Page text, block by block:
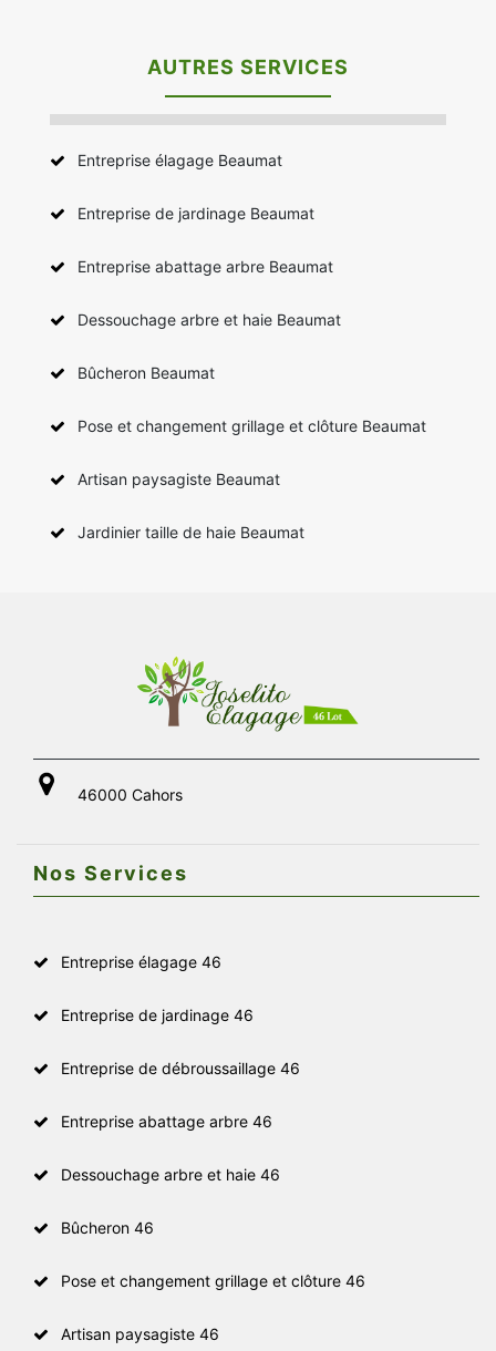
AUTRES SERVICES
Entreprise élagage Beaumat
Entreprise de jardinage Beaumat
Entreprise abattage arbre Beaumat
Dessouchage arbre et haie Beaumat
Bûcheron Beaumat
Pose et changement grillage et clôture Beaumat
Artisan paysagiste Beaumat
Jardinier taille de haie Beaumat
46000 Cahors
Nos Services
Entreprise élagage 46
Entreprise de jardinage 46
Entreprise de débroussaillage 46
Entreprise abattage arbre 46
Dessouchage arbre et haie 46
Bûcheron 46
Pose et changement grillage et clôture 46
Artisan paysagiste 46